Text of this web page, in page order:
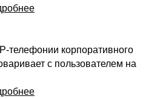
телефонии корпоративного
с пользователем на